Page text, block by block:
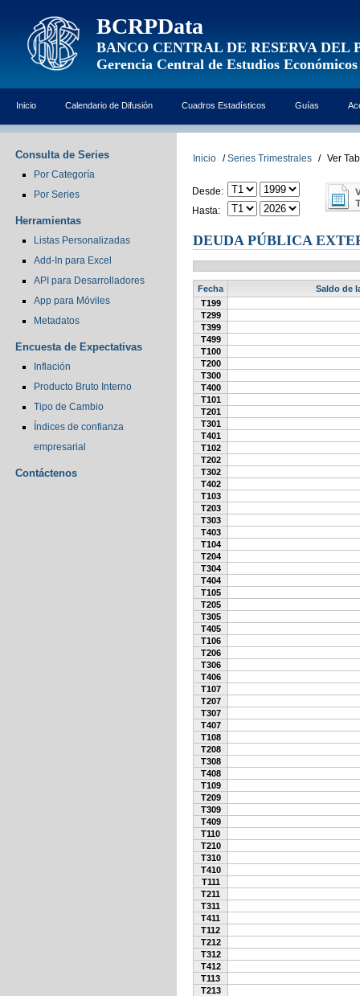
BCRPData
BANCO CENTRAL DE RESERVA DEL
Gerencia Central de Estudios Económicos
Inicio Calendario de Difusión Cuadros Estadísticos Guías
Consulta de Series
Por Categoría
Por Series
Herramientas
Listas Personalizadas
Add-In para Excel
API para Desarrolladores
App para Móviles
Metadatos
Encuesta de Expectativas
Inflación
Producto Bruto Interno
Tipo de Cambio
Índices de confianza
empresarial
Contáctenos
Inicio / Series Trimestrales / Ver
Desde:
Hasta:
DEUDA PÚBLICA
Fecha
Saldo de
T199
T299
T399
T499
T100
T200
T300
T400
T101
T201
T301
T401
T102
T202
T302
T402
T103
T203
T303
T403
T104
T204
T304
T404
T105
T205
T305
T405
T106
T206
T306
T406
T107
T207
T307
T407
T108
T208
T308
T408
T109
T209
T309
T409
T110
T210
T310
T410
T111
T211
T311
T411
T112
T212
T312
T412
T113
T213